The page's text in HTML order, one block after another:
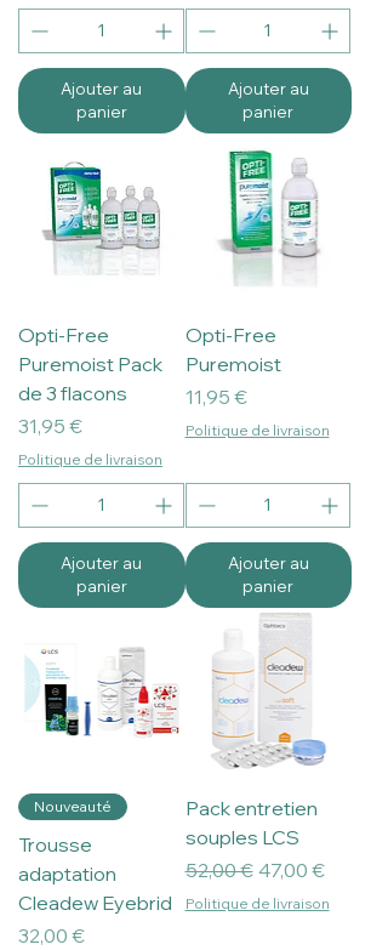
Ajouter au
panier
Ajouter au
panier
Opti-Free
Puremoist Pack
de 3 flacons
Prix
31,95 €
Politique de livraison
Ajouter au
panier
Opti-Free
Puremoist
Prix
11,95 €
Politique de livraison
Ajouter au
panier
Nouveauté
Trousse
adaptation
Cleadew Eyebrid
Prix
32,00 €
Pack entretien
souples LCS
Prix original
52,00 € Prix
47,00 €
Politique de livraison